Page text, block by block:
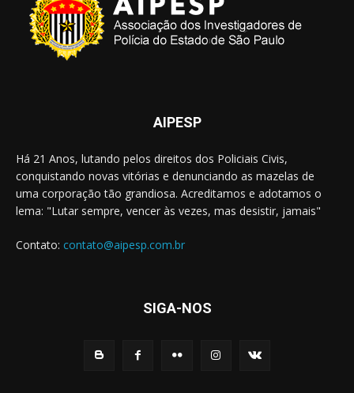
AIPESP
Há 21 Anos, lutando pelos direitos dos Policiais Civis,
conquistando novas vitórias e denunciando as mazelas de
uma corporação tão grandiosa. Acreditamos e adotamos o
lema: "Lutar sempre, vencer às vezes, mas desistir, jamais"
Contato: contato@aipesp.com.br
SIGA-NOS